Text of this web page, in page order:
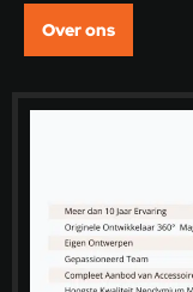
Over ons